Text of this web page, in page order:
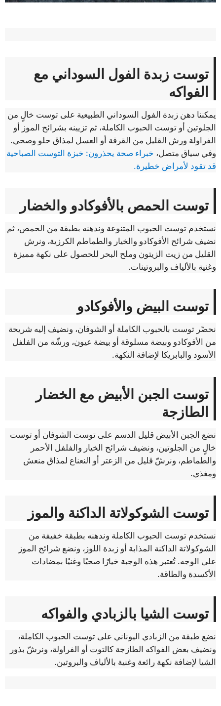
توست زبدة الفول السوداني مع
الفواكه
يمكننا دهن زبدة الفول السوداني الطبيعية على توست خالٍ من
الجلوتين أو توست الحبوب الكاملة، ثم تزيينه بشرائح الموز أو
الفراولة ورش القليل من القرفة أو العسل لمذاق حلو وصحي.
وفي سياق متصل، خبراء صحة يحذرون: خبزة التوست الصباحية
قد تقود لأمراض خطيرة.
توست الحمص بالأفوكادو والخضار
نستخدم توست الحبوب المتنوعة وندهنه بطبقة من الحمص، ثم
نضيف شرائح الأفوكادو والخيار والطماطم الكرزية، ونرش
القليل من زيت الزيتون وملح البحر للحصول على نكهة مميزة
وغنية بالألياف والبروتينات.
توست البيض والأفوكادو
نحضّر توست بالحبوب الكاملة أو الشوفان، ونضيف إليه شريحة
من الأفوكادو وبيضة مسلوقة أو بيضة عيون، ورشّة من الفلفل
الأسود والبابريكا لإضافة النكهة.
توست الجبن الأبيض مع الخضار
الطازجة
نضع الجبن الأبيض قليل الدسم على توست الشوفان أو توست
خالٍ من الجلوتين، ونضيف شرائح الخيار والفلفل الأحمر
والطماطم، ونرشّ قليل من الزعتر أو النعناع لمذاق منعش
ومغذي.
توست الشوكولاتة الداكنة والموز
نستخدم توست الحبوب الكاملة وندهنه بطبقة خفيفة من
الشوكولاتة الداكنة المذابة أو زبدة اللوز، ونضع شرائح الموز
على الوجه. تُعتبر هذه الوجبة خيارًا صحيًا وغنيًا بمضادات
الأكسدة والطاقة.
توست الشيا بالزبادي والفواكه
نضع طبقة من الزبادي اليوناني على توست الحبوب الكاملة،
ونضيف بعض الفواكه الطازجة كالتوت أو الفراولة، ونرشّ بذور
الشيا لإضافة نكهة رائعة وغنية بالألياف والبروتين.